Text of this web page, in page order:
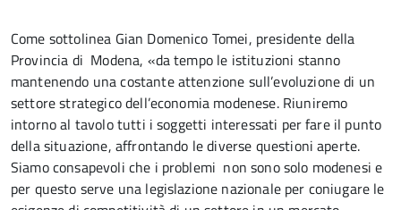
Come sottolinea Gian Domenico Tomei, presidente della
Provincia di Modena, «da tempo le istituzioni stanno
mantenendo una costante attenzione sull’evoluzione di un
settore strategico dell’economia modenese. Riuniremo
intorno al tavolo tutti i soggetti interessati per fare il punto
della situazione, affrontando le diverse questioni aperte.
Siamo consapevoli che i problemi non sono solo modenesi e
per questo serve una legislazione nazionale per coniugare le